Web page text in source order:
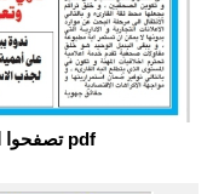
تصفحوا العدد 347 من جريدة حقائق جهوية الورقية pdf